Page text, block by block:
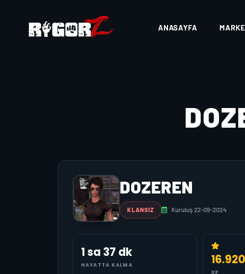
ANASAYFA
DOZEREN
KLANSIZ Kuruluş 22-09-2024
1 sa 37 dk
HAYATTA KALMA 16.920
XP